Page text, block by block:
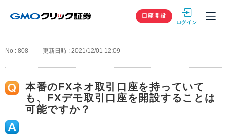
GMOクリック
口座開設
No : 808 更新日時 : 2021/12/01 12:09
本番のFXネオ取引口座を持っていて
も、FXデモ取引口座を開設することは
可能ですか？